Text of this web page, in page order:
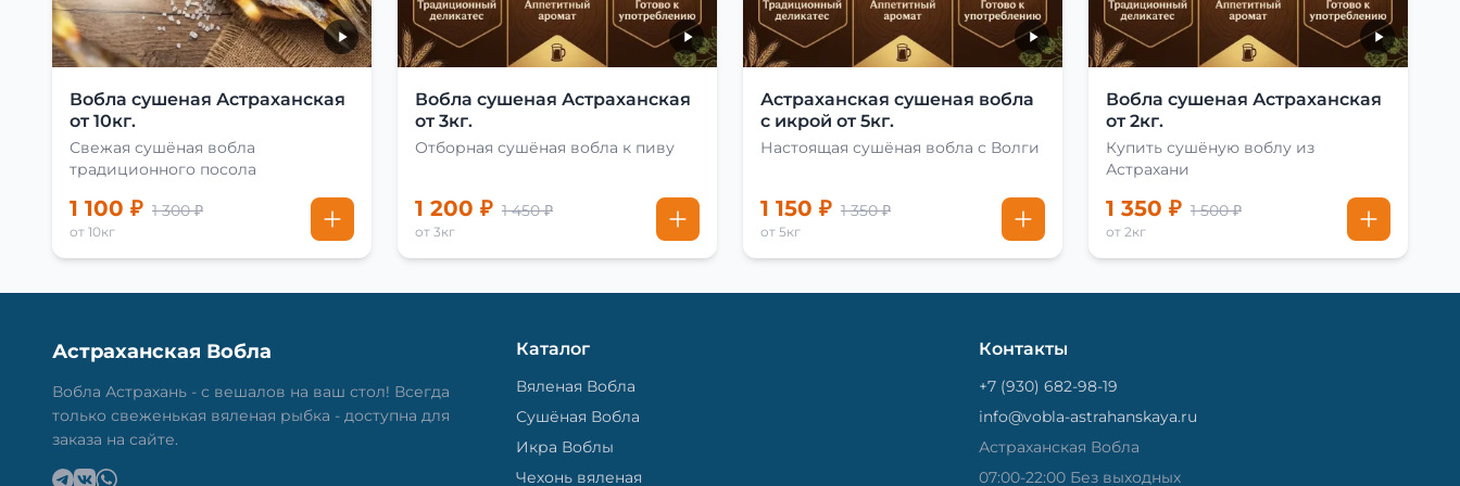
Вобла сушеная Астраханская
от 10кг.
Свежая сушёная вобла
традиционного посола
1 100 ₽ 1 300 ₽
от 10кг
Вобла сушеная Астраханская
от 3кг.
Отборная сушёная вобла к пиву
1 200 ₽ 1 450 ₽
от 3кг
Астраханская сушеная вобла
с икрой от 5кг.
Настоящая сушёная вобла с Волги
1 150 ₽ 1 350 ₽
от 5кг
Вобла сушеная Астраханская
от 2кг.
Купить сушёную воблу из
Астрахани
1 350 ₽ 1 500 ₽
от 2кг
Астраханская Вобла
Вобла Астрахань - с вешалов на ваш стол! Всегда
только свеженькая вяленая рыбка - доступна для
заказа на сайте.
Каталог
Вяленая Вобла
Сушёная Вобла
Икра Воблы
Чехонь вяленая
Контакты
+7 (930) 682-98-19
info@vobla-astrahanskaya.ru
Астраханская Вобла
07:00-22:00 Без выходных